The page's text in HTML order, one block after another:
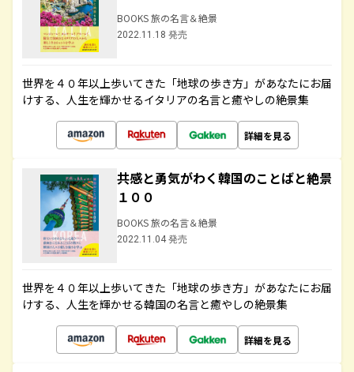
BOOKS 旅の名言＆絶景
2022.11.18 発売
世界を４０年以上歩いてきた「地球の歩き方」があなたにお届
けする、人生を輝かせるイタリアの名言と癒やしの絶景集
詳細を見る
共感と勇気がわく韓国のことばと絶景
１００
BOOKS 旅の名言＆絶景
2022.11.04 発売
世界を４０年以上歩いてきた「地球の歩き方」があなたにお届
けする、人生を輝かせる韓国の名言と癒やしの絶景集
詳細を見る